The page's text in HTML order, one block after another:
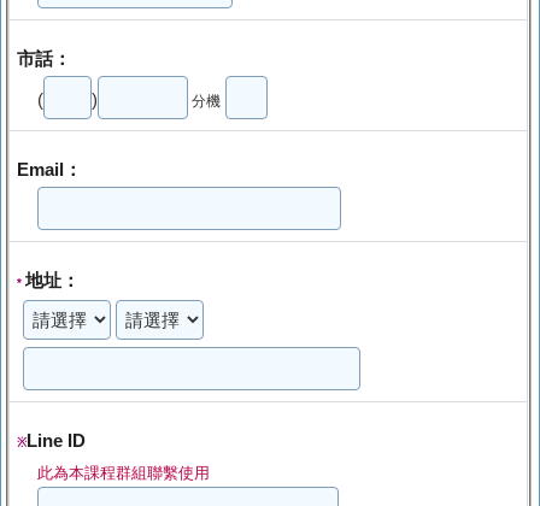
市話：
( ) 分機
Email：
*地址：
※Line ID
此為本課程群組聯繫使用